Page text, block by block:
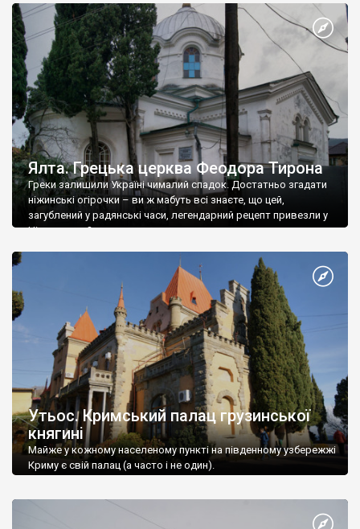
Ялта. Грецька церква Феодора Тирона
Греки залишили Україні чималий спадок. Достатньо згадати
ніжинські огірочки – ви ж мабуть всі знаєте, що цей,
загублений у радянські часи, легендарний рецепт привезли у
Ніжин греки?
Утьос. Кримський палац грузинської
княгині
Майже у кожному населеному пункті на південному узбережжі
Криму є свій палац (а часто і не один).